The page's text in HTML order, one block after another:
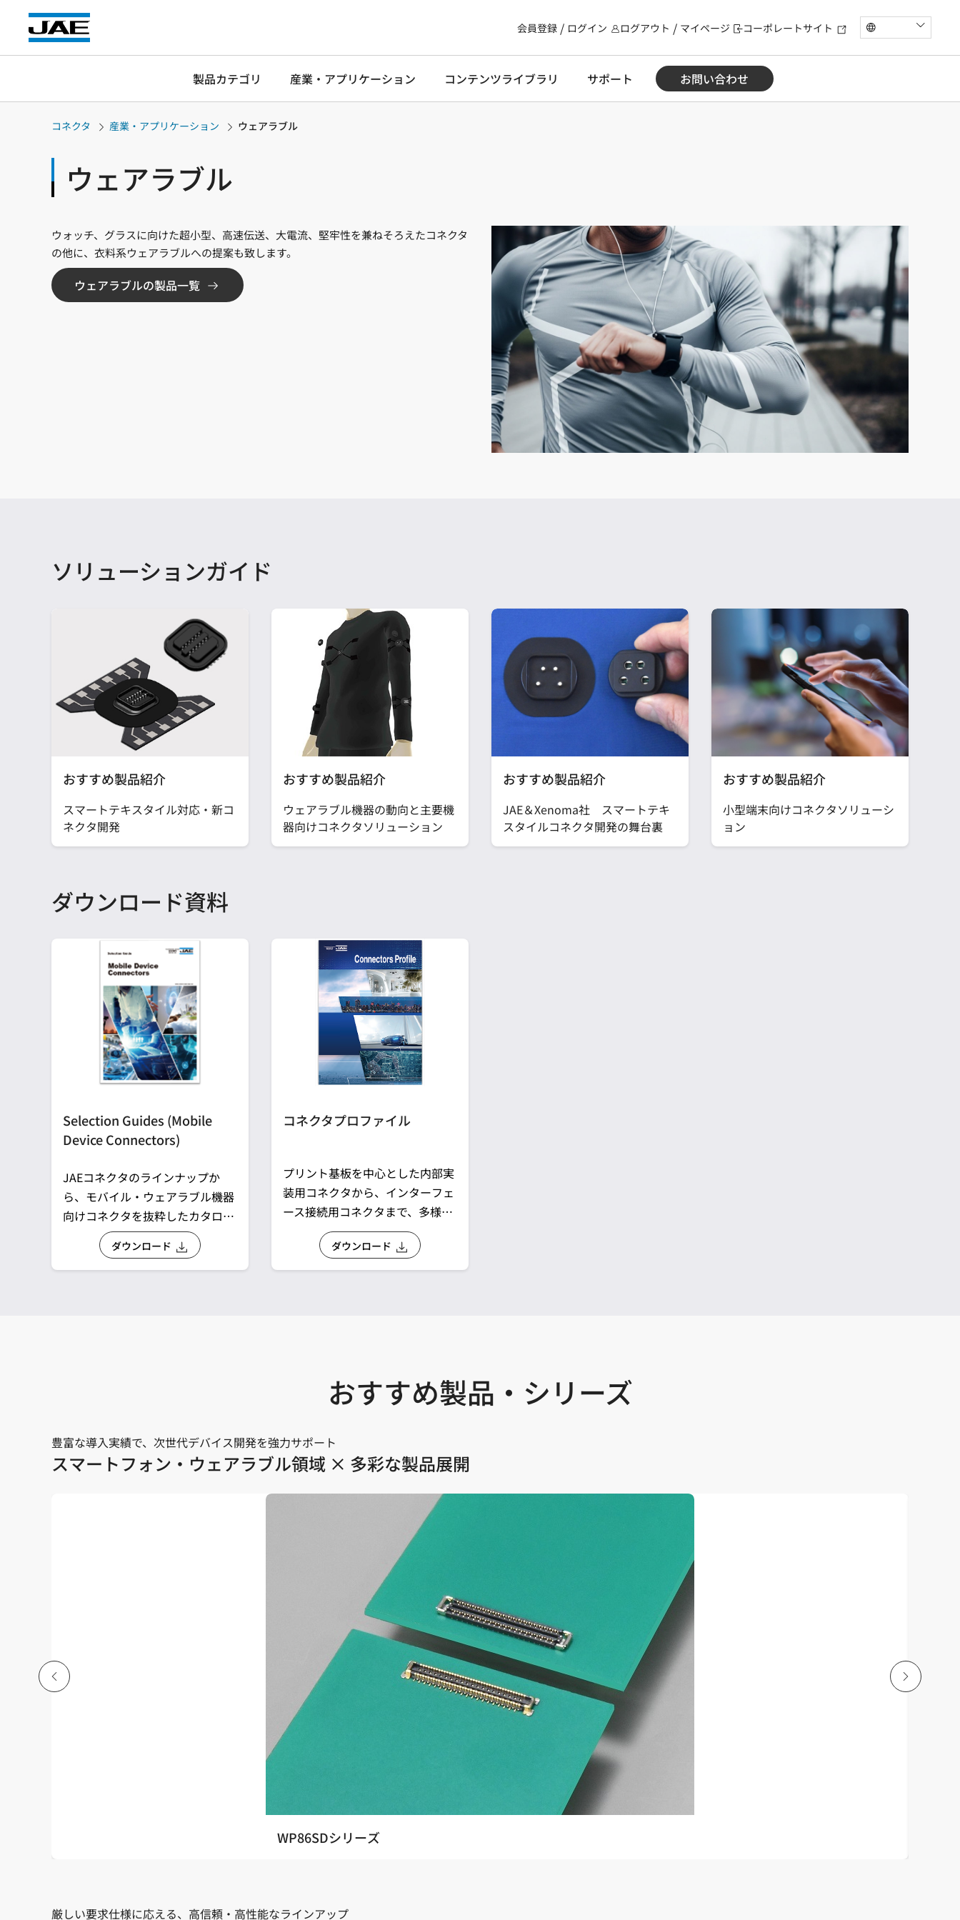
会員登録 ログイン ログアウト マイページ コーポレートサイト
製品カテゴリ 産業・アプリケーション コンテンツライブラリ サポート お問い合わせ
コネクタ 産業・アプリケーション ウェアラブル
ウェアラブル
ウォッチ、グラスに向けた超小型、高速伝送、大電流、堅牢性を兼ねそろえたコネクタ
の他に、衣料系ウェアラブルへの提案も致します。
ウェアラブルの製品一覧
ソリューションガイド
おすすめ製品紹介
スマートテキスタイル対応・新コ
ネクタ開発
おすすめ製品紹介
ウェアラブル機器の動向と主要機
器向けコネクタソリューション
おすすめ製品紹介
JAE＆Xenoma社 スマートテキ
スタイルコネクタ開発の舞台裏
おすすめ製品紹介
小型端末向けコネクタソリューシ
ョン
ダウンロード資料
Selection Guides (Mobile
Device Connectors)
JAEコネクタのラインナップか
ら、モバイル・ウェアラブル機器
向けコネクタを抜粋したカタログ
ダウンロード
コネクタプロファイル
プリント基板を中心とした内部実
装用コネクタから、インターフェ
ース接続用コネクタまで、多様な
接続にお応えできる最適なコネク
タを抜粋し、一覧表化したカタロ
グです。
ダウンロード
おすすめ製品・シリーズ
豊富な導入実績で、次世代デバイス開発を強力サポート
スマートフォン・ウェアラブル領域 × 多彩な製品展開
WP86SDシリーズ
厳しい要求仕様に応える、高信頼・高性能なラインアップ